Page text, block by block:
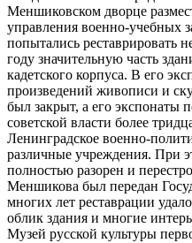
Меншиковском дворце
управления военно-учебных
попытались реставрировать
году значительную часть
кадетского корпуса. В его
произведений живописи и
был закрыт, а его экспонаты
советской власти более
Ленинградское военно-
различные учреждения. При
полностью разорен и
Меншикова был передан
многих лет реставрации
облик здания и многие
Музей русской культуры